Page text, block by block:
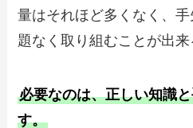
量はそれほど多くなく、
題なく取り組むことが出来
必要なのは、正しい知識
す。